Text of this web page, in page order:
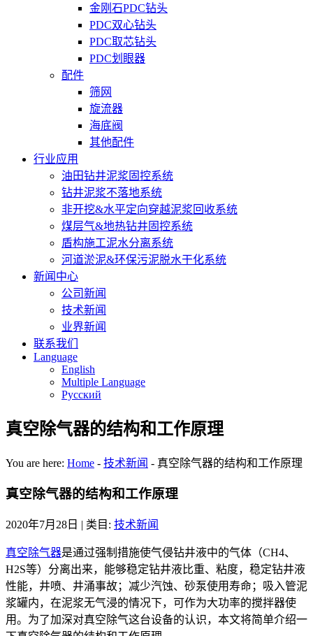
金刚石PDC钻头
PDC双心钻头
PDC取芯钻头
PDC划眼器
配件
筛网
旋流器
海底阀
其他配件
行业应用
油田钻井泥浆固控系统
钻井泥浆不落地系统
非开挖&水平定向穿越泥浆回收系统
煤层气&地热钻井固控系统
盾构施工泥水分离系统
河道淤泥&环保污泥脱水干化系统
新闻中心
公司新闻
技术新闻
业界新闻
联系我们
Language
English
Multiple Language
Русский
真空除气器的结构和工作原理
You are here: Home - 技术新闻 - 真空除气器的结构和工作原理
真空除气器的结构和工作原理
2020年7月28日 | 类目: 技术新闻
真空除气器是通过强制措施使气侵钻井液中的气体（CH4、
H2S等）分离出来，能够稳定钻井液比重、粘度，稳定钻井液
性能，井喷、井涌事故；减少汽蚀、砂泵使用寿命；吸入管泥
浆罐内，在泥浆无气浸的情况下，可作为大功率的搅拌器使
用。为了加深对真空除气这台设备的认识，本文将简单介绍一